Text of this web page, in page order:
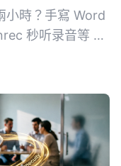
小時？手寫 Word
秒听录音等 4